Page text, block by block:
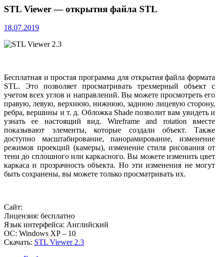
STL Viewer — открытия файла STL
18.07.2019
Бесплатная и простая программа для открытия файла формата
STL. Это позволяет просматривать трехмерный объект с
учетом всех углов и направлений. Вы можете просмотреть его
правую, левую, верхнюю, нижнюю, заднюю лицевую сторону,
ребра, вершины и т. д. Обложка Shade позволит вам увидеть и
узнать ее настоящий вид. Wireframe and rotation вместе
показывают элементы, которые создали объект. Также
доступно масштабирование, панорамирование, изменение
режимов проекций (камеры), изменение стиля рисования от
тени до сплошного или каркасного. Вы можете изменить цвет
каркаса и прозрачность объекта. Но эти изменения не могут
быть сохранены, вы можете только просматривать их.
Сайт:
Лицензия: бесплатно
Язык интерфейса: Английский
ОС: Windows XP – 10
Скачать: STL Viewer 2.3